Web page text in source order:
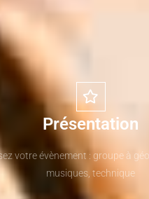
Présentation
votre évènement : groupe à
musiques, technique